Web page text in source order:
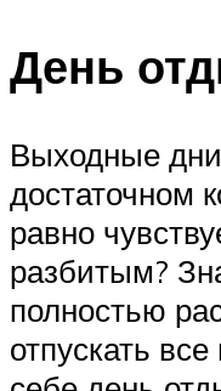
День
Выходные
достаточном
равно
разбитым?
полностью
отпускать